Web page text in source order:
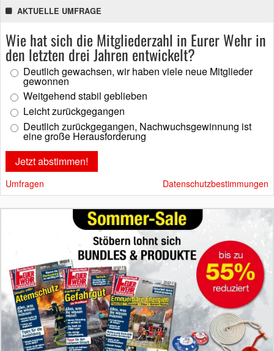
AKTUELLE UMFRAGE
Wie hat sich die Mitgliederzahl in Eurer Wehr in
den letzten drei Jahren entwickelt?
Deutlich gewachsen, wir haben viele neue Mitglieder
gewonnen
Weitgehend stabil geblieben
Leicht zurückgegangen
Deutlich zurückgegangen, Nachwuchsgewinnung ist
eine große Herausforderung
Umfragen Datenschutzbestimmungen